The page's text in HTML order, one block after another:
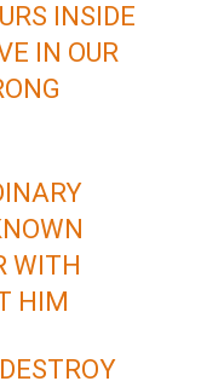
INSIDE
IN OUR
WITH
HIM